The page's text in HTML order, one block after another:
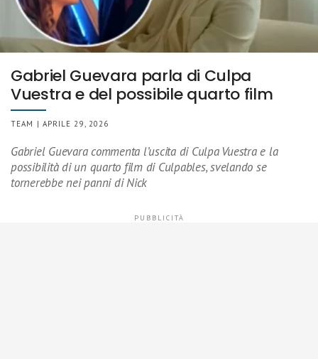
Gabriel Guevara parla di Culpa
Vuestra e del possibile quarto film
TEAM | APRILE 29, 2026
Gabriel Guevara commenta l’uscita di Culpa Vuestra e la
possibilità di un quarto film di Culpables, svelando se
tornerebbe nei panni di Nick